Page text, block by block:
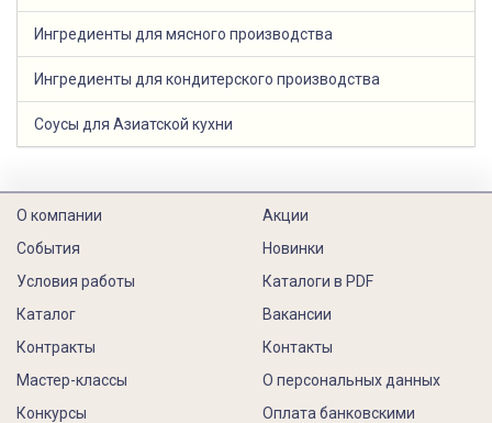
Ингредиенты для мясного производства
Ингредиенты для кондитерского производства
Соусы для Азиатской кухни
О компании
События
Условия работы
Каталог
Контракты
Акции
Новинки
Каталоги в PDF
Вакансии
Контакты
Мастер-классы
Конкурсы
О персональных данных
Оплата банковскими